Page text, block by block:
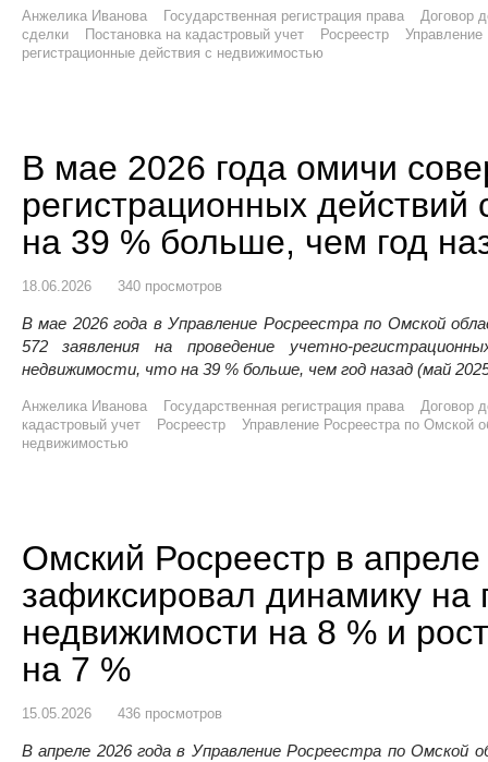
Анжелика Иванова Государственная регистрация права
Договор
сделки
Постановка на кадастровый учет Росреестр
Управление
регистрационные действия с недвижимостью
В мае 2026 года омичи
регистрационных
на 39 % больше, чем год
18.06.2026 340 просмотров
В мае 2026 года в Управление Росреестра по Омской
572 заявления на проведение учетно-
недвижимости, что на 39 % больше, чем год назад (май
Анжелика Иванова Государственная регистрация права
Договор
кадастровый учет
Росреестр
Управление Росреестра по Омской
недвижимостью
Омский Росреестр в апреле
зафиксировал динамику на
недвижимости на 8 % и
на 7 %
15.05.2026 436 просмотров
В апреле 2026 года в Управление Росреестра по Омской